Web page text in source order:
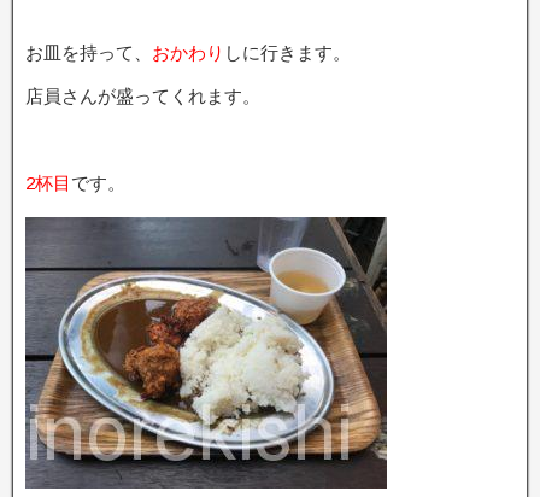
お皿を持って、 おかわり しに行きます。
店員さんが盛ってくれます。
2杯目 です。